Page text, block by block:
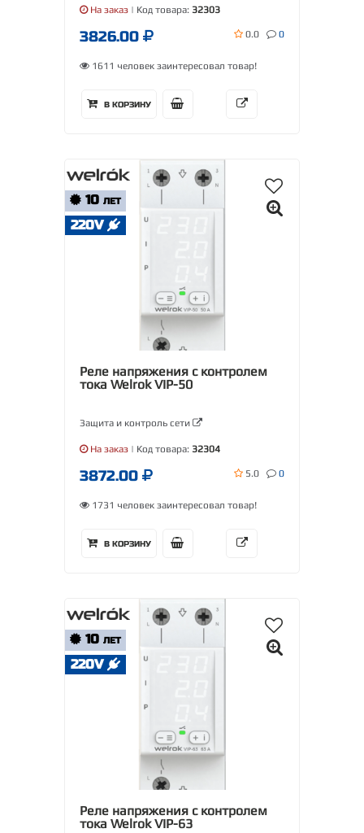
На заказ | Код товара: 32303
3826.00 0.0 0
1611 человек заинтересовал товар!
В КОРЗИНУ
10 ЛЕТ
220V
Реле напряжения с контролем
тока Welrok VIP-50
Защита и контроль сети
На заказ | Код товара: 32304
3872.00 5.0 0
1731 человек заинтересовал товар!
В КОРЗИНУ
10 ЛЕТ
220V
Реле напряжения с контролем
тока Welrok VIP-63